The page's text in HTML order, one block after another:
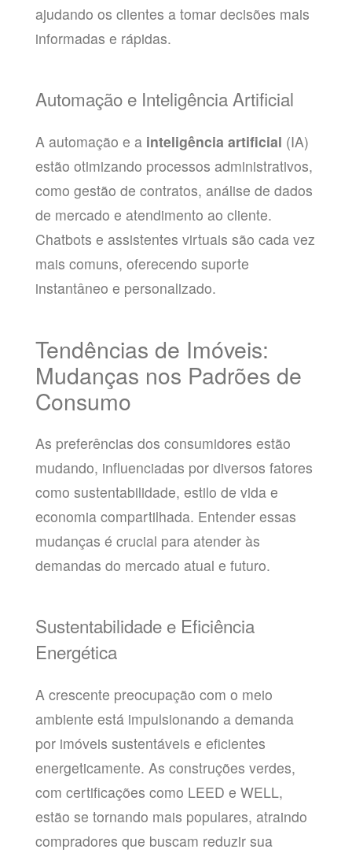
ajudando os clientes a tomar decisões mais
informadas e rápidas.
Automação e Inteligência Artificial
A automação e a inteligência artificial (IA)
estão otimizando processos administrativos,
como gestão de contratos, análise de dados
de mercado e atendimento ao cliente.
Chatbots e assistentes virtuais são cada vez
mais comuns, oferecendo suporte
instantâneo e personalizado.
Tendências de Imóveis:
Mudanças nos Padrões de
Consumo
As preferências dos consumidores estão
mudando, influenciadas por diversos fatores
como sustentabilidade, estilo de vida e
economia compartilhada. Entender essas
mudanças é crucial para atender às
demandas do mercado atual e futuro.
Sustentabilidade e Eficiência
Energética
A crescente preocupação com o meio
ambiente está impulsionando a demanda
por imóveis sustentáveis e eficientes
energeticamente. As construções verdes,
com certificações como LEED e WELL,
estão se tornando mais populares, atraindo
compradores que buscam reduzir sua